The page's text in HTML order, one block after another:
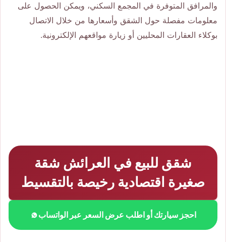
والمرافق المتوفرة في المجمع السكني، ويمكن الحصول على
معلومات مفصلة حول الشقق وأسعارها من خلال الاتصال
بوكلاء العقارات المحليين أو زيارة مواقعهم الإلكترونية.
شقق للبيع في العرائش شقة
صغيرة اقتصادية رخيصة بالتقسيط
احجز سيارتك أو اطلب عرض السعر عبر الواتساب